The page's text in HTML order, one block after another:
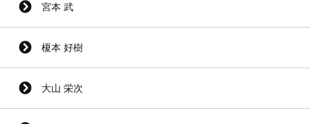
宮本 武
榎本 好樹
大山 栄次